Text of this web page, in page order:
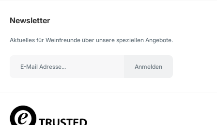
Newsletter
Aktuelles für Weinfreunde über unsere speziellen Angebote.
Anmelden